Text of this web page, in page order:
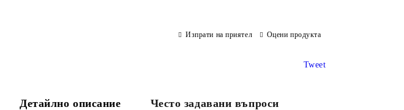
Изпрати на приятел Оцени продукта
Tweet
Детайлно описание Често задавани въпроси